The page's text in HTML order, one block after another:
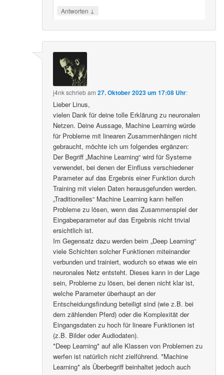
Antworten ↓
j4nkschriebam27. Oktober 2023 um 17:08 Uhr:
Lieber Linus,
vielen Dank für deine tolle Erklärung zu neuronalen
Netzen. Deine Aussage, Machine Learning würde
für Probleme mit linearen Zusammenhängen nicht
gebraucht, möchte ich um folgendes ergänzen:
Der Begriff „Machine Learning“ wird für Systeme
verwendet, bei denen der Einfluss verschiedener
Parameter auf das Ergebnis einer Funktion durch
Training mit vielen Daten herausgefunden werden.
„Traditionelles“ Machine Learning kann helfen
Probleme zu lösen, wenn das Zusammenspiel der
Eingabeparameter auf das Ergebnis nicht trivial
ersichtlich ist.
Im Gegensatz dazu werden beim „Deep Learning“
viele Schichten solcher Funktionen miteinander
verbunden und trainiert, wodurch so etwas wie ein
neuronales Netz entsteht. Dieses kann in der Lage
sein, Probleme zu lösen, bei denen nicht klar ist,
welche Parameter überhaupt an der
Entscheidungsfindung beteiligt sind (wie z.B. bei
dem zählenden Pferd) oder die Komplexität der
Eingangsdaten zu hoch für lineare Funktionen ist
(z.B. Bilder oder Audiodaten).
*Deep Learning* auf alle Klassen von Problemen zu
werfen ist natürlich nicht zielführend. *Machine
Learning* als Überbegriff beinhaltet jedoch auch